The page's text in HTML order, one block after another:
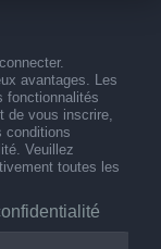
avantages. Les
fonctionnalités
de vous inscrire,
conditions
Veuillez
toutes les